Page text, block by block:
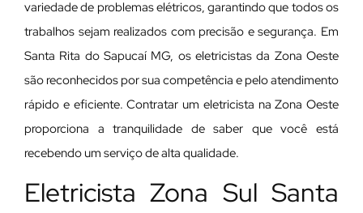
variedade de problemas elétricos, garantindo que todos os
trabalhos sejam realizados com precisão e segurança. Em
Santa Rita do Sapucaí MG, os eletricistas da Zona Oeste
são reconhecidos por sua competência e pelo atendimento
rápido e eficiente. Contratar um eletricista na Zona Oeste
proporciona a tranquilidade de saber que você está
recebendo um serviço de alta qualidade.
Eletricista Zona Sul Santa